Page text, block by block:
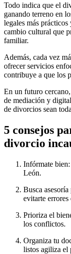
Todo indica que el
ganando terreno en
legales más
cambio cultural que
familiar.
Además, cada vez
ofrecer servicios
contribuye a que los
En un futuro
de mediación y
de divorcios sean
5 consejos
divorcio
Infórmate
León.
Busca
evitarte errores
Prioriza el
los conflictos.
Organiza tu
listos agiliza el